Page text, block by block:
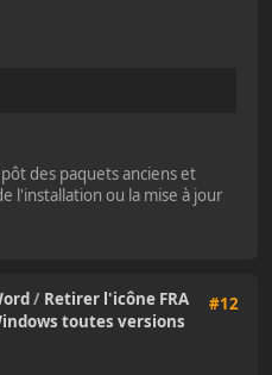
des paquets anciens et
l'installation ou la mise à jour
#12
/ Retirer l'icône FRA
toutes versions